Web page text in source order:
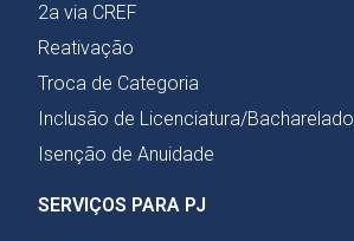
2a via CREF
Reativação
Troca de Categoria
Inclusão de Licenciatura/Bacharelado
Isenção de Anuidade
SERVIÇOS PARA PJ